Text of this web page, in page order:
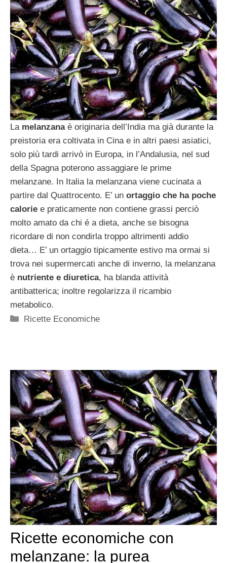
La melanzanaè originaria dell’India ma già durante la
preistoria era coltivata in Cina e in altri paesi asiatici,
solo più tardi arrivò in Europa, in l’Andalusia, nel sud
della Spagna poterono assaggiare le prime
melanzane. In Italia la melanzana viene cucinata a
partire dal Quattrocento. E’ un ortaggio che ha poche
calorie e praticamente non contiene grassi perciò
molto amato da chi é a dieta, anche se bisogna
ricordare di non condirla troppo altrimenti addio
dieta… E’ un ortaggio tipicamente estivo ma ormai si
trova nei supermercati anche di inverno, la melanzana
è nutriente e diuretica, ha blanda attività
antibatterica; inoltre regolarizza il ricambio
metabolico.
Categorie
Ricette Economiche
Ricette economiche con
melanzane: la purea